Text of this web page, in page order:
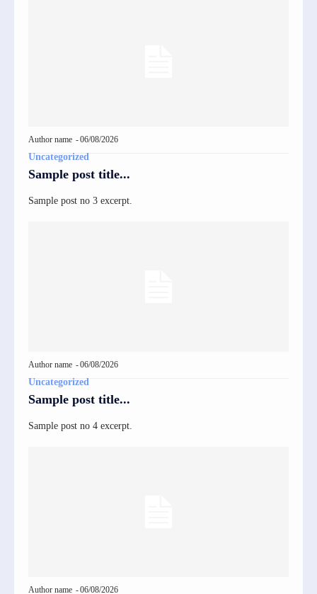
Author name -06/08/2026
Uncategorized
Sample post title...
Sample post no 3 excerpt.
Author name -06/08/2026
Uncategorized
Sample post title...
Sample post no 4 excerpt.
Author name -06/08/2026